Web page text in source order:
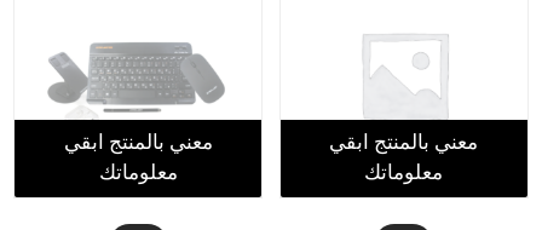
معني بالمنتج ابقي
معلوماتك
معني بالمنتج ابقي
معلوماتك